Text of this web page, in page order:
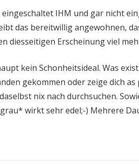
IHM und gar nicht
das bereitwillig angewohnen,
diesseitigen Erscheinung viel
kein Schonheitsideal. Was
gekommen oder zeige dich
nix nach durchsuchen.
wirkt sehr edel;-) Mehrere